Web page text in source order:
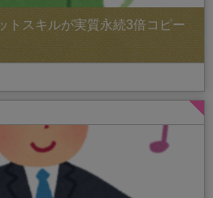
トスキルが実質永続3倍コピー